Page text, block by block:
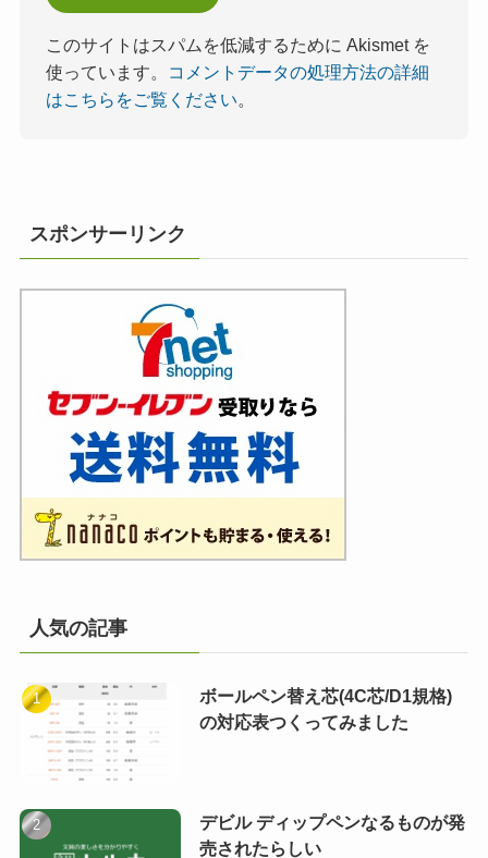
このサイトはスパムを低減するために Akismet を
使っています。
コメントデータの処理方法の詳細
はこちらをご覧ください。
スポンサーリンク
人気の記事
ボールペン替え芯(4C芯/D1規格)
の対応表つくってみました
デビル ディップペンなるものが発
売されたらしい